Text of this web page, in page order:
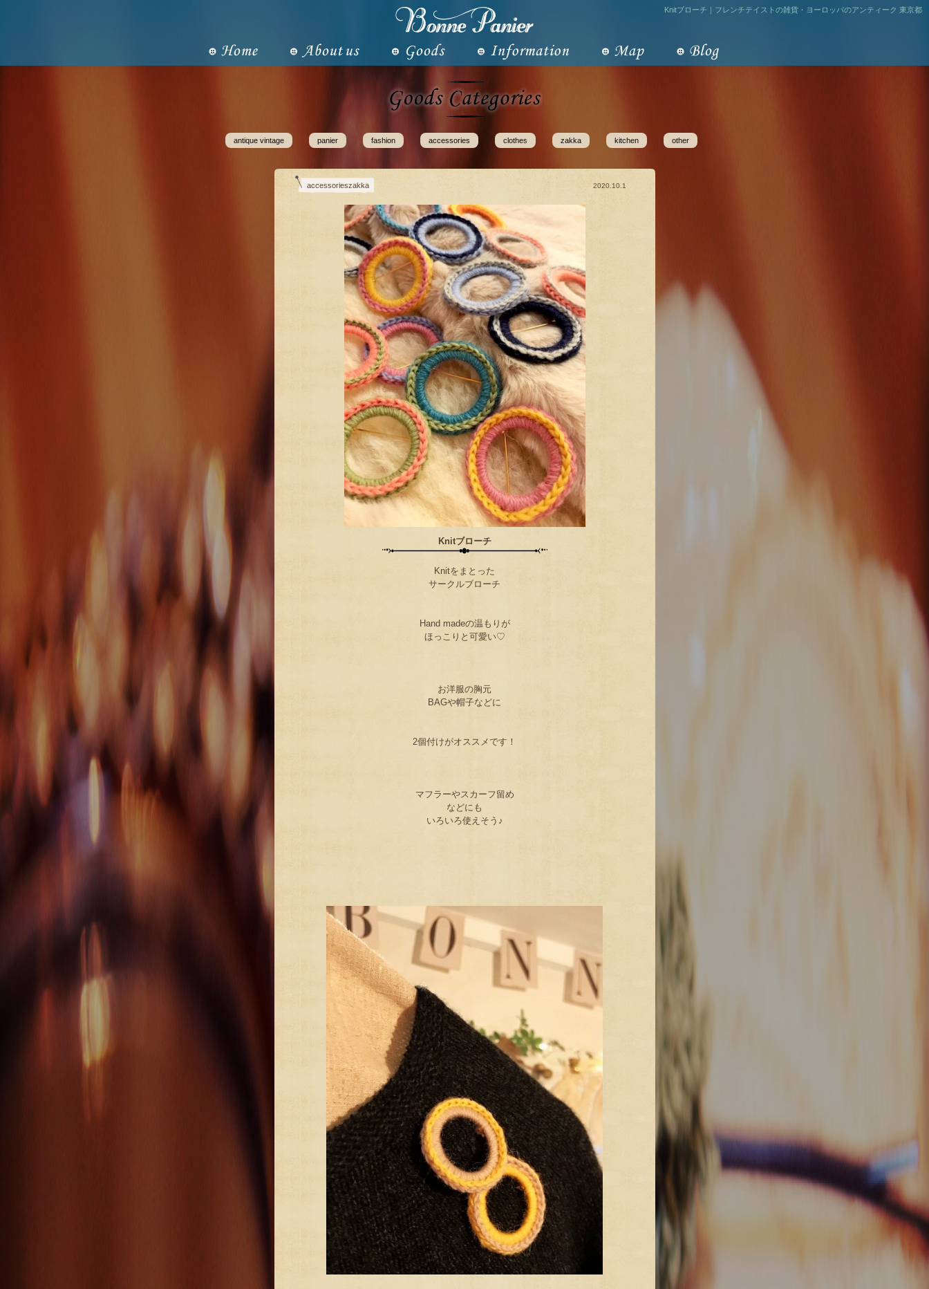
Knitブローチ｜フレンチテイストの雑貨・ヨーロッパのアンティーク 東京都
antique vintage panier fashion accessories clothes zakka kitchen other
accessorieszakka 2020.10.1
Knitブローチ
Knitをまとった
サークルブローチ
Hand madeの温もりが
ほっこりと可愛い♡
お洋服の胸元
BAGや帽子などに
2個付けがオススメです！
マフラーやスカーフ留め
などにも
いろいろ使えそう♪